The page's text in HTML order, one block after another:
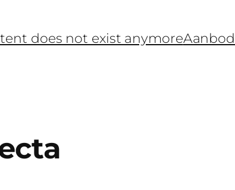
does not exist anymoreAanbod